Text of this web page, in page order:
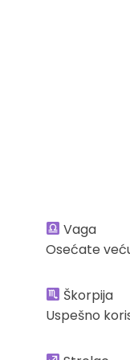
Vaga
Osećate
Škorpija
Uspešno